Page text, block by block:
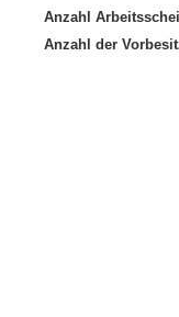
Anzahl
Anzahl der